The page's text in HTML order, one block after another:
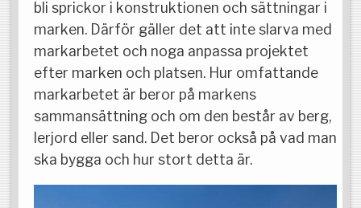
bli sprickor i konstruktionen och sättningar i
marken. Därför gäller det att inte slarva med
markarbetet och noga anpassa projektet
efter marken och platsen. Hur omfattande
markarbetet är beror på markens
sammansättning och om den består av berg,
lerjord eller sand. Det beror också på vad man
ska bygga och hur stort detta är.